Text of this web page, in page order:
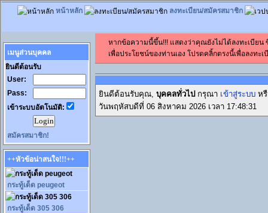
หน้าหลัก ลงทะเบียน/สมัครสมาชิก
เมนูส่วนบุคคล
ยินดีต้อนรับ
User:
Pass:
เข้าระบบอัตโนมัติ:
สมัครสมาชิก!
++หัวข้อน่าสนใจ!!!++
กระทู้เด็ด peugeot
กระทู้เด็ด 305 306
หากข้อความนี้ขึ้น!!! แสดงว่าคุณยังไม่ได้ลงทะเบียน
เพื่อประโยชน์ของท่านเอง โปรดคลิ้กตรงนี้เพื่อลงทะเ
ยินดีต้อนรับคุณ, บุคคลทั่วไป กรุณา เข้าสู่ระบบ ห
วันพฤหัสบดีที่ 06 สิงหาคม 2026 เวลา 17:48:31